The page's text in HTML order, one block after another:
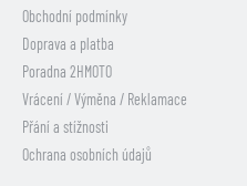
Obchodní podmínky
Doprava a platba
Poradna 2HMOTO
Vrácení / Výměna / Reklamace
Přání a stížnosti
Ochrana osobních údajů